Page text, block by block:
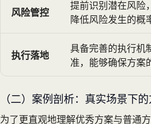
风险管控
提前识别潜在风险
降低风险发生的概
执行落地
具备完善的执行机
准，能够确保方案
（二）案例剖析：真实场景下
为了更直观地理解优秀方案与普通